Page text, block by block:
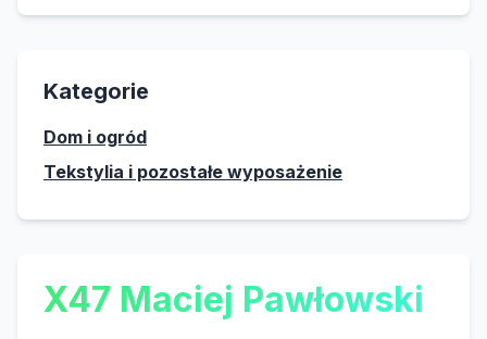
Kategorie
Dom i ogród
Tekstylia i pozostałe wyposażenie
X47 Maciej Pawłowski